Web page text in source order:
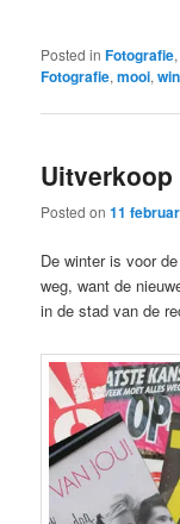
Posted in Fotografie
Fotografie,mooi,
Uitverkoop
Posted on11
De winter is voor
weg, want de
in de stad van de